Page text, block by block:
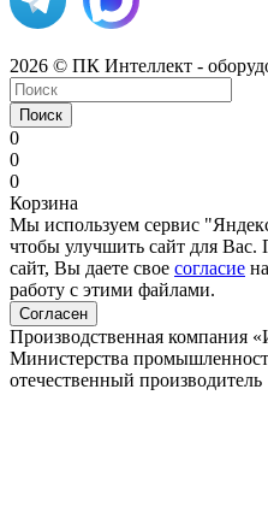
2026 © ПК Интеллект -
Поиск
0
0
0
Корзина
Мы используем сервис
чтобы улучшить сайт для Вас.
сайт, Вы даете свое согласие
работу с этими файлами.
Согласен
Производственная компания
Министерства
отечественный производитель